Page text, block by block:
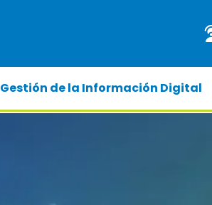
Gestión de la Información Digital